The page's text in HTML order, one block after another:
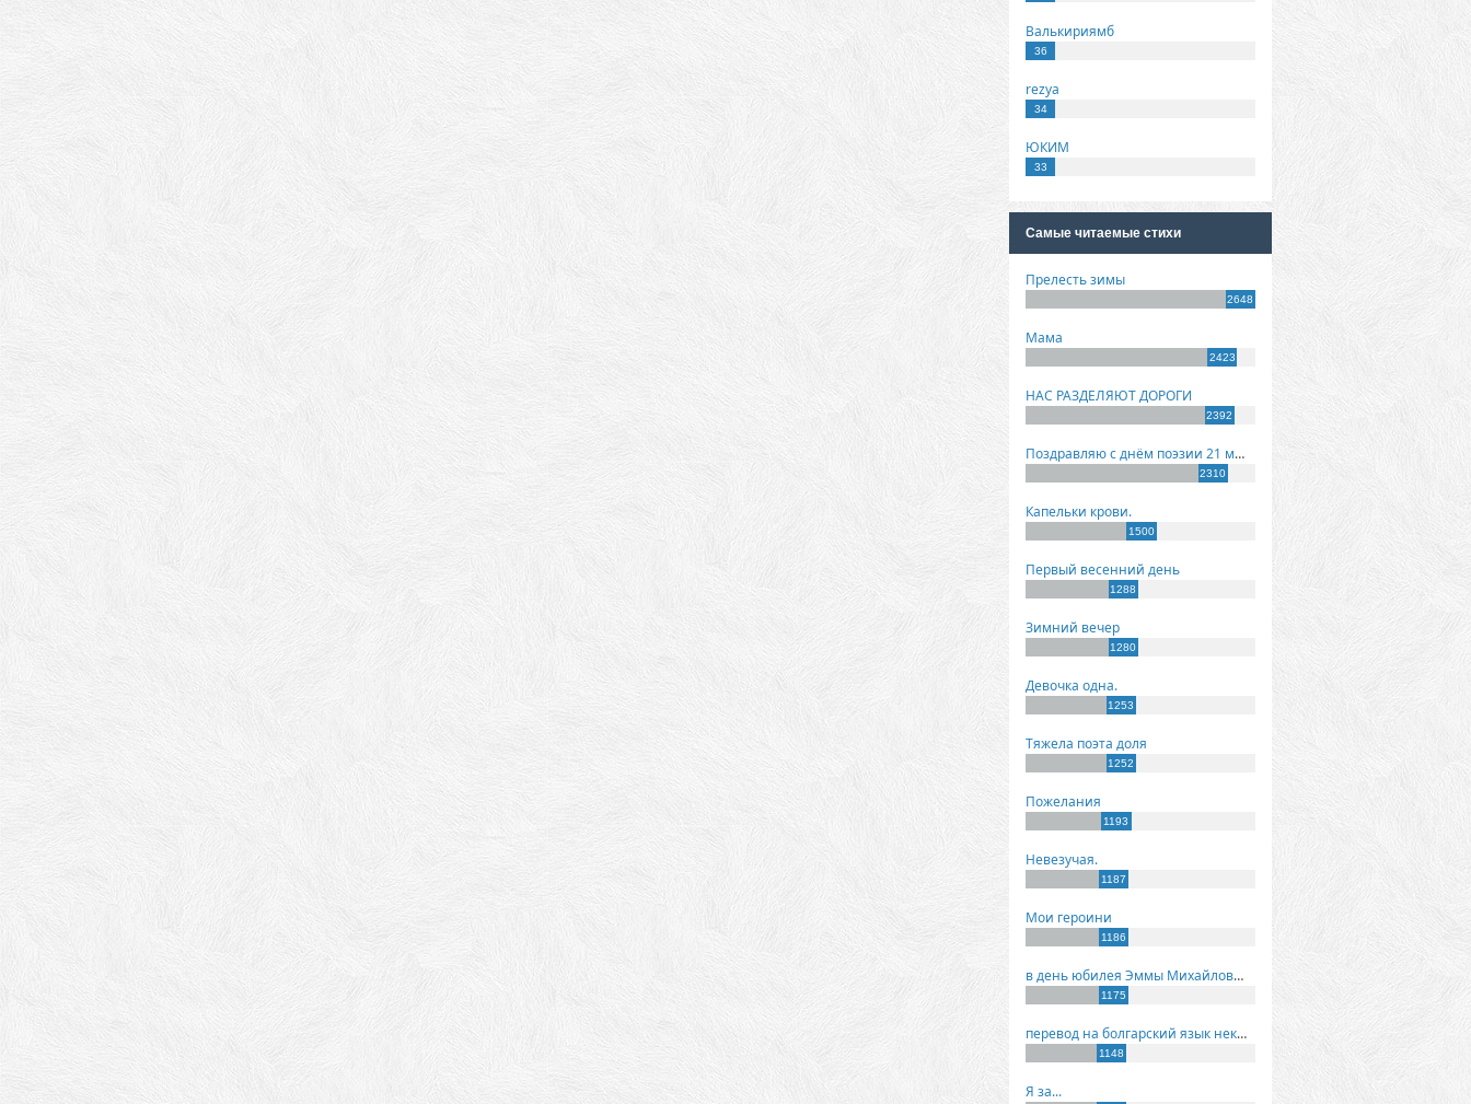
Валькириямб
36
rezya
34
ЮКИМ
33
Самые читаемые стихи
Прелесть зимы
2648
Мама
2423
НАС РАЗДЕЛЯЮТ ДОРОГИ
2392
Поздравляю с днём поэзии 21 марта!
2310
Капельки крови.
1500
Первый весенний день
1288
Зимний вечер
1280
Девочка одна.
1253
Тяжела поэта доля
1252
Пожелания
1193
Невезучая.
1187
Мои героини
1186
в день юбилея Эммы Михайловны Киселевой
1175
перевод на болгарский язык некоторых моих стихов
1148
Я за...